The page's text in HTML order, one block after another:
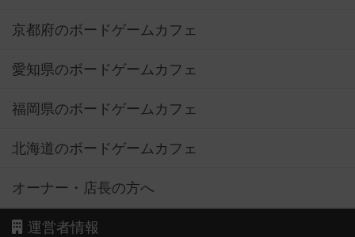
京都府のボードゲームカフェ
愛知県のボードゲームカフェ
福岡県のボードゲームカフェ
北海道のボードゲームカフェ
オーナー・店長の方へ
運営者情報